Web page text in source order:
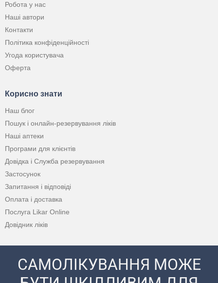
Робота у нас
Наші автори
Контакти
Політика конфіденційності
Угода користувача
Оферта
Корисно знати
Наш блог
Пошук і онлайн-резервування ліків
Наші аптеки
Програми для клієнтів
Довідка і Служба резервування
Застосунок
Запитання і відповіді
Оплата і доставка
Послуга Likar Online
Довідник ліків
САМОЛІКУВАННЯ МОЖЕ